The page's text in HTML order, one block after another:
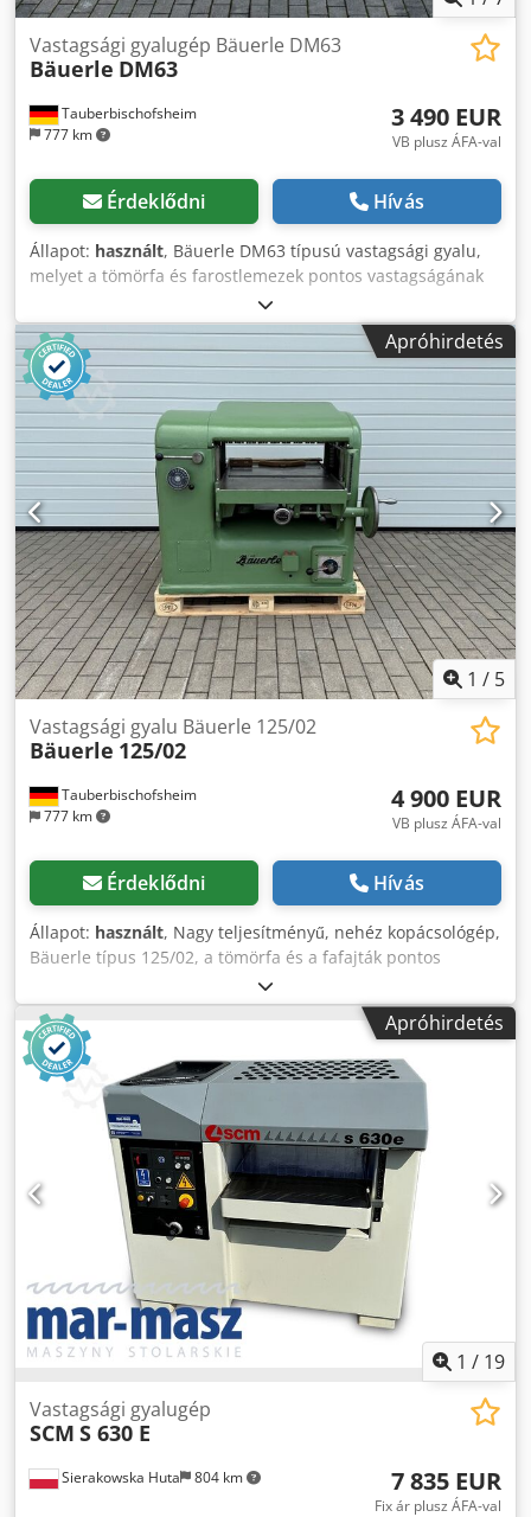
Tauberbischofsheim
777 km
Vastagsági gyalugép Bäuerle DM63
Bäuerle DM63
3 490 EUR
VB plusz ÁFA-val
Érdeklődni Hívás
Állapot: használt, Bäuerle DM63 típusú vastagsági gyalu,
melyet a tömörfa és farostlemezek pontos vastagságának
beállítására terveztek. A gép alkalmas
asztalosműhelyekben és ipari üzemekben való használatra,
robusztus szerkezetének köszönhetően pedig
rezgésmentes és pontos gyalulást tesz lehetővé. Ideális a
sorozat- és egyedi gyártás során a munkadarabok
egyenletes kalibrálására. Felszereltség: Leitz CentroFix
típusú, fordítható élekkel rendelkező gyalukés-tengely.
Tartalmazza az eredeti, csíkgyalukésekhez való tengelyt.
Műszaki adatok: - Munkafelület szélessége: 630 mm -
Áthaladási magasság: 220 mm Codpjzrxz Isfx Akwjha -
Előtolás: 7 / 9 / 14 / 18 m/perc - Kések: CentroFix Z4
Apróhirdetés
1 / 5
Tauberbischofsheim
777 km
Vastagsági gyalu Bäuerle 125/02
Bäuerle 125/02
4 900 EUR
VB plusz ÁFA-val
Érdeklődni Hívás
Állapot: használt, Nagy teljesítményű, nehéz kopácsológép,
Bäuerle típus 125/02, a tömörfa és a fafajták pontos
méretre hozásához (kopácsolásához). A robusztus felépítés
és a nagy teljesítményű hajtómű egyenletes kopácsolási
eredményeket és hosszú élettartamot biztosít.
Tartozékokkal együtt. Műszaki adatok: - Kopácsolási
szélesség: 610 mm Csdpfx Akjzrxznowoha - Kopácsolási
magasság: 200 mm - Kopácsolóhenger: csíkos kopácsolókés
Z4 - Adagolási sebesség: 7 - 14 m/perc - Motorteljesítmény:
4,4 kW - Súly: kb. 1150 kg
Apróhirdetés
1 / 19
Sierakowska Huta 804 km
Vastagsági gyalugép
SCM S 630 E
7 835 EUR
Fix ár plusz ÁFA-val